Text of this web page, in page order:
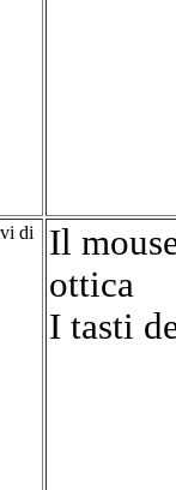
di
Il
ottica
I tasti